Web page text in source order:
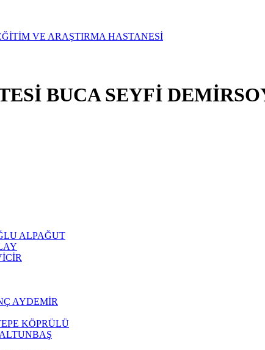
BUCA SEYFİ
ALPAĞUT
AYDEMİR
KÖPRÜLÜ
ALTUNBAŞ